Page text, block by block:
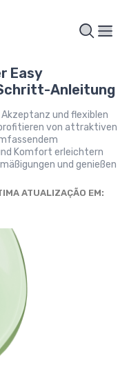
Easy
Anleitung
und flexiblen
von attraktiven
Komfort erleichtern
und genießen
ATUALIZAÇÃO EM: